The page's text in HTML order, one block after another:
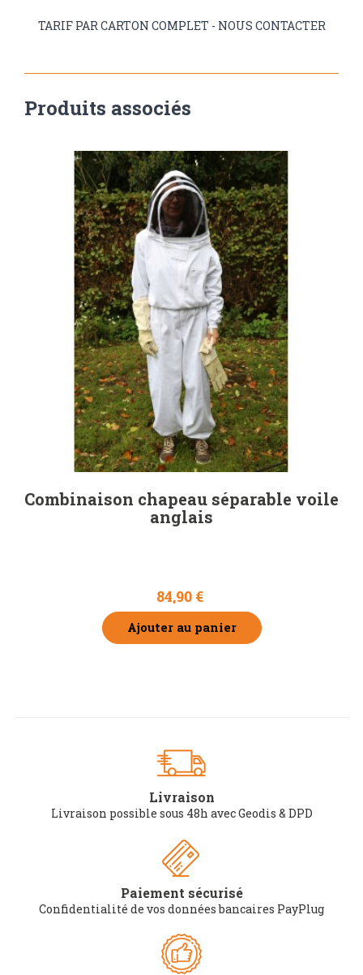
TARIF PAR CARTON COMPLET - NOUS CONTACTER
Produits associés
Combinaison chapeau séparable voile
anglais
84,90 €
Ajouter au panier
Livraison
Livraison possible sous 48h avec Geodis & DPD
Paiement sécurisé
Confidentialité de vos données bancaires PayPlug